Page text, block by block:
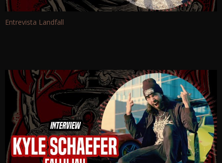
Entrevista Landfall